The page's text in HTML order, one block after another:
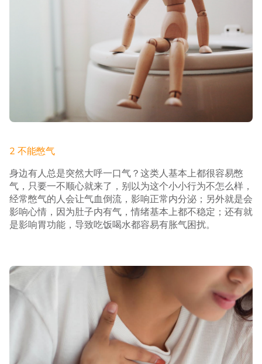
2 不能憋气
身边有人总是突然大呼一口气？这类人基本上都很容易憋
气，只要一不顺心就来了，别以为这个小小行为不怎么样，
经常憋气的人会让气血倒流，影响正常内分泌；另外就是会
影响心情，因为肚子内有气，情绪基本上都不稳定；还有就
是影响胃功能，导致吃饭喝水都容易有胀气困扰。